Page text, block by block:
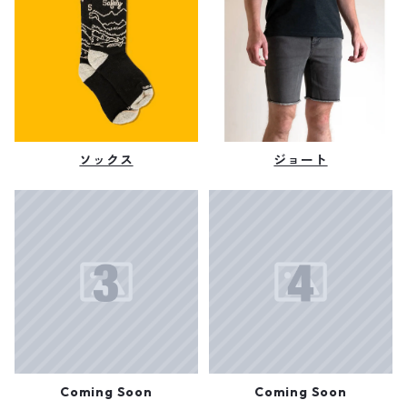
ソックス ジョート
Coming Soon Coming Soon